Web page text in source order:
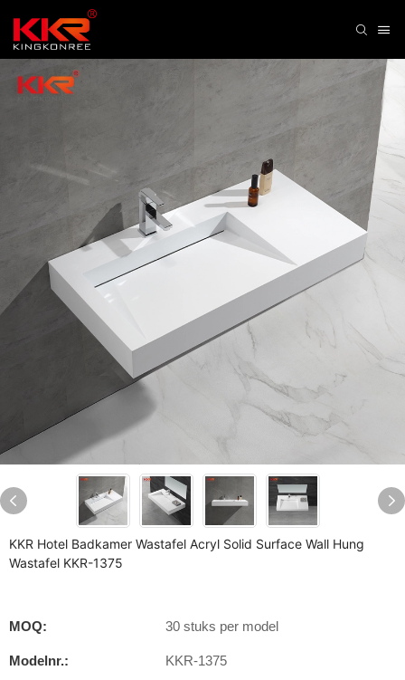
KKR Hotel Badkamer Wastafel Acryl Solid Surface Wall Hung
Wastafel KKR-1375
MOQ: 30 stuks per model
Modelnr.: KKR-1375